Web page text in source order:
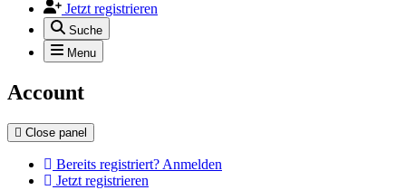
Jetzt registrieren
Suche
Menu
Account
Close panel
Bereits registriert? Anmelden
Jetzt registrieren